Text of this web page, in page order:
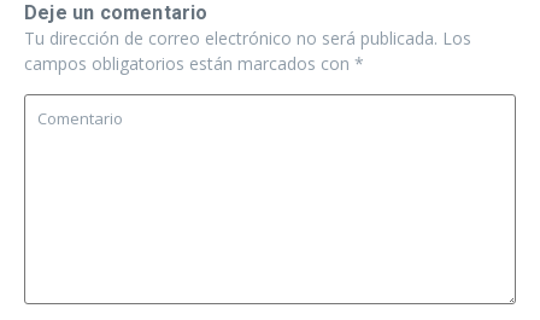
Deje un comentario
Tu dirección de correo electrónico no será publicada. Los
campos obligatorios están marcados con *